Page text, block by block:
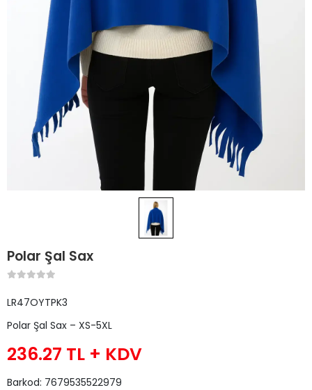
Polar Şal Sax
LR47OYTPK3
Polar Şal Sax – XS-5XL
236.27 TL + KDV
Barkod: 7679535522979